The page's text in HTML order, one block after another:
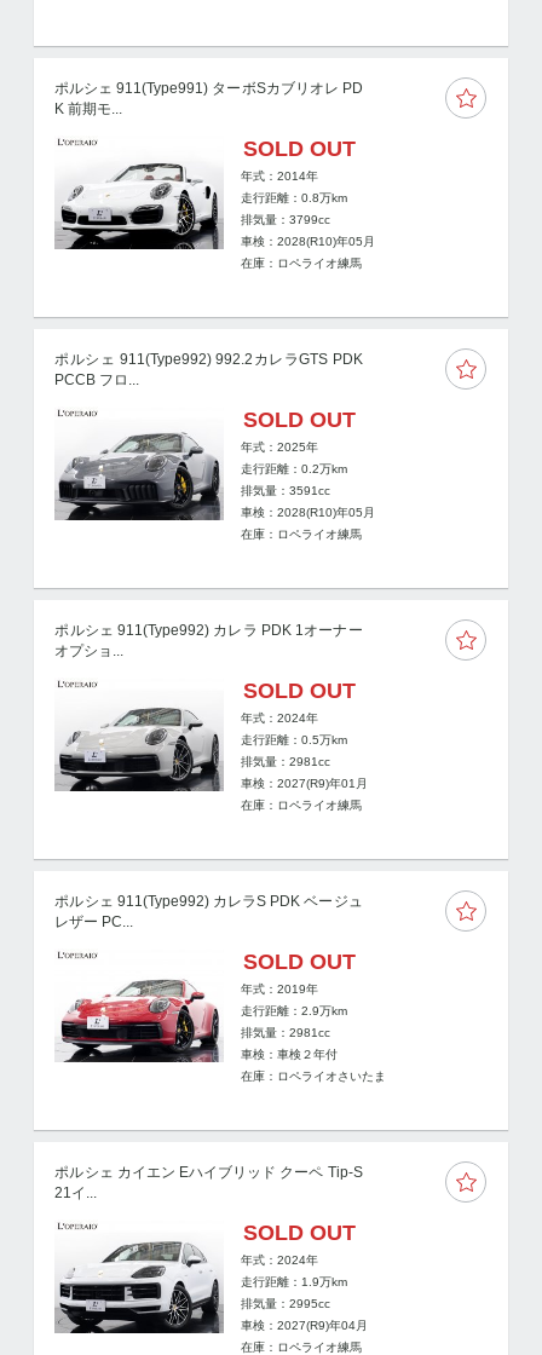
ポルシェ 911(Type991) ターボSカブリオレ PD
K 前期モ...
SOLD OUT
年式：2014年
走行距離：0.8万km
排気量：3799cc
車検：2028(R10)年05月
在庫：ロペライオ練馬
ポルシェ 911(Type992) 992.2カレラGTS PDK
PCCB フロ...
SOLD OUT
年式：2025年
走行距離：0.2万km
排気量：3591cc
車検：2028(R10)年05月
在庫：ロペライオ練馬
ポルシェ 911(Type992) カレラ PDK 1オーナー
オプショ...
SOLD OUT
年式：2024年
走行距離：0.5万km
排気量：2981cc
車検：2027(R9)年01月
在庫：ロペライオ練馬
ポルシェ 911(Type992) カレラS PDK ベージュ
レザー PC...
SOLD OUT
年式：2019年
走行距離：2.9万km
排気量：2981cc
車検：車検２年付
在庫：ロペライオさいたま
ポルシェ カイエン Eハイブリッド クーペ Tip-S
21イ...
SOLD OUT
年式：2024年
走行距離： 1.9万km
排気量：2995cc
車検：2027(R9)年04月
在庫：ロペライオ練馬